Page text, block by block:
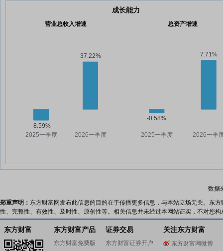
成长能力
营业总收入增速 总资产增速
数据
郑重声明： 东方财富网发布此信息的目的在于传播更多信息，与本站立场无关。东
性、完整性、有效性、及时性、原创性等。相关信息并未经过本网站证实，不对您
东方财富 东方财富产品
东方财富免费版
证券交易
东方财富证券开户
关注东方财富
东方财富网微博